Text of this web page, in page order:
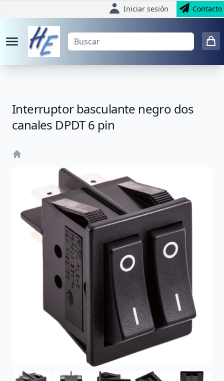
Iniciar sesión Contacto
Interruptor basculante negro dos
canales DPDT 6 pin